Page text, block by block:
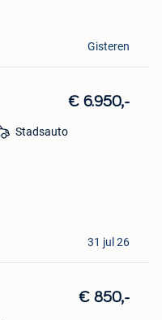
Gisteren
€ 6.950,-
Stadsauto
31 jul 26
€ 850,-